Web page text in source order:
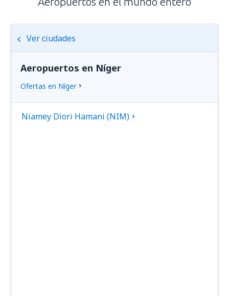
Ver ciudades
Aeropuertos en Níger
Ofertas en Níger
Niamey Diori Hamani (NIM)